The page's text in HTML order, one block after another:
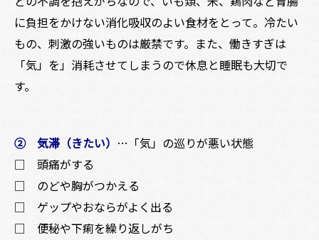
に負担をかけない消化吸収のよい食材をとって。冷たい
もの、刺激の強いものは厳禁です。また、働きすぎは
「気」を」消耗させてしまうので休息と睡眠も大切で
す。
② 気滞（きたい） … 「気」の巡りが悪い状態
□ 頭痛がする
□ のどや胸がつかえる
□ ゲップやおならがよく出る
□ 便秘や下痢を繰り返しがち